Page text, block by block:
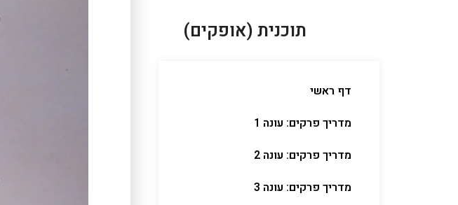
תוכנית (אופקים)
דף ראשי
מדריך פרקים: עונה 1
מדריך פרקים: עונה 2
מדריך פרקים: עונה 3